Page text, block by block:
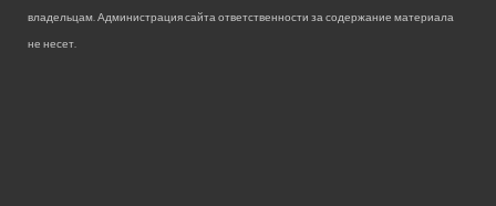
владельцам. Администрация сайта ответственности за содержание материала
не несет.